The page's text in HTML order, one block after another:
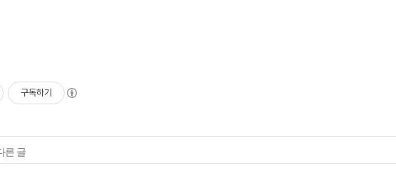
구독하기
른 글